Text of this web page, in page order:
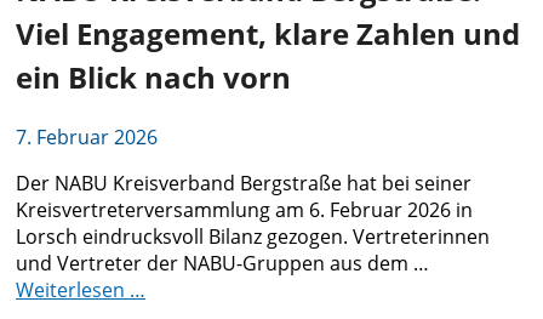
Viel Engagement, klare Zahlen und
ein Blick nach vorn
7. Februar 2026
Der NABU Kreisverband Bergstraße hat bei seiner
Kreisvertreterversammlung am 6. Februar 2026 in
Lorsch eindrucksvoll Bilanz gezogen. Vertreterinnen
und Vertreter der NABU-Gruppen aus dem …
Weiterlesen …